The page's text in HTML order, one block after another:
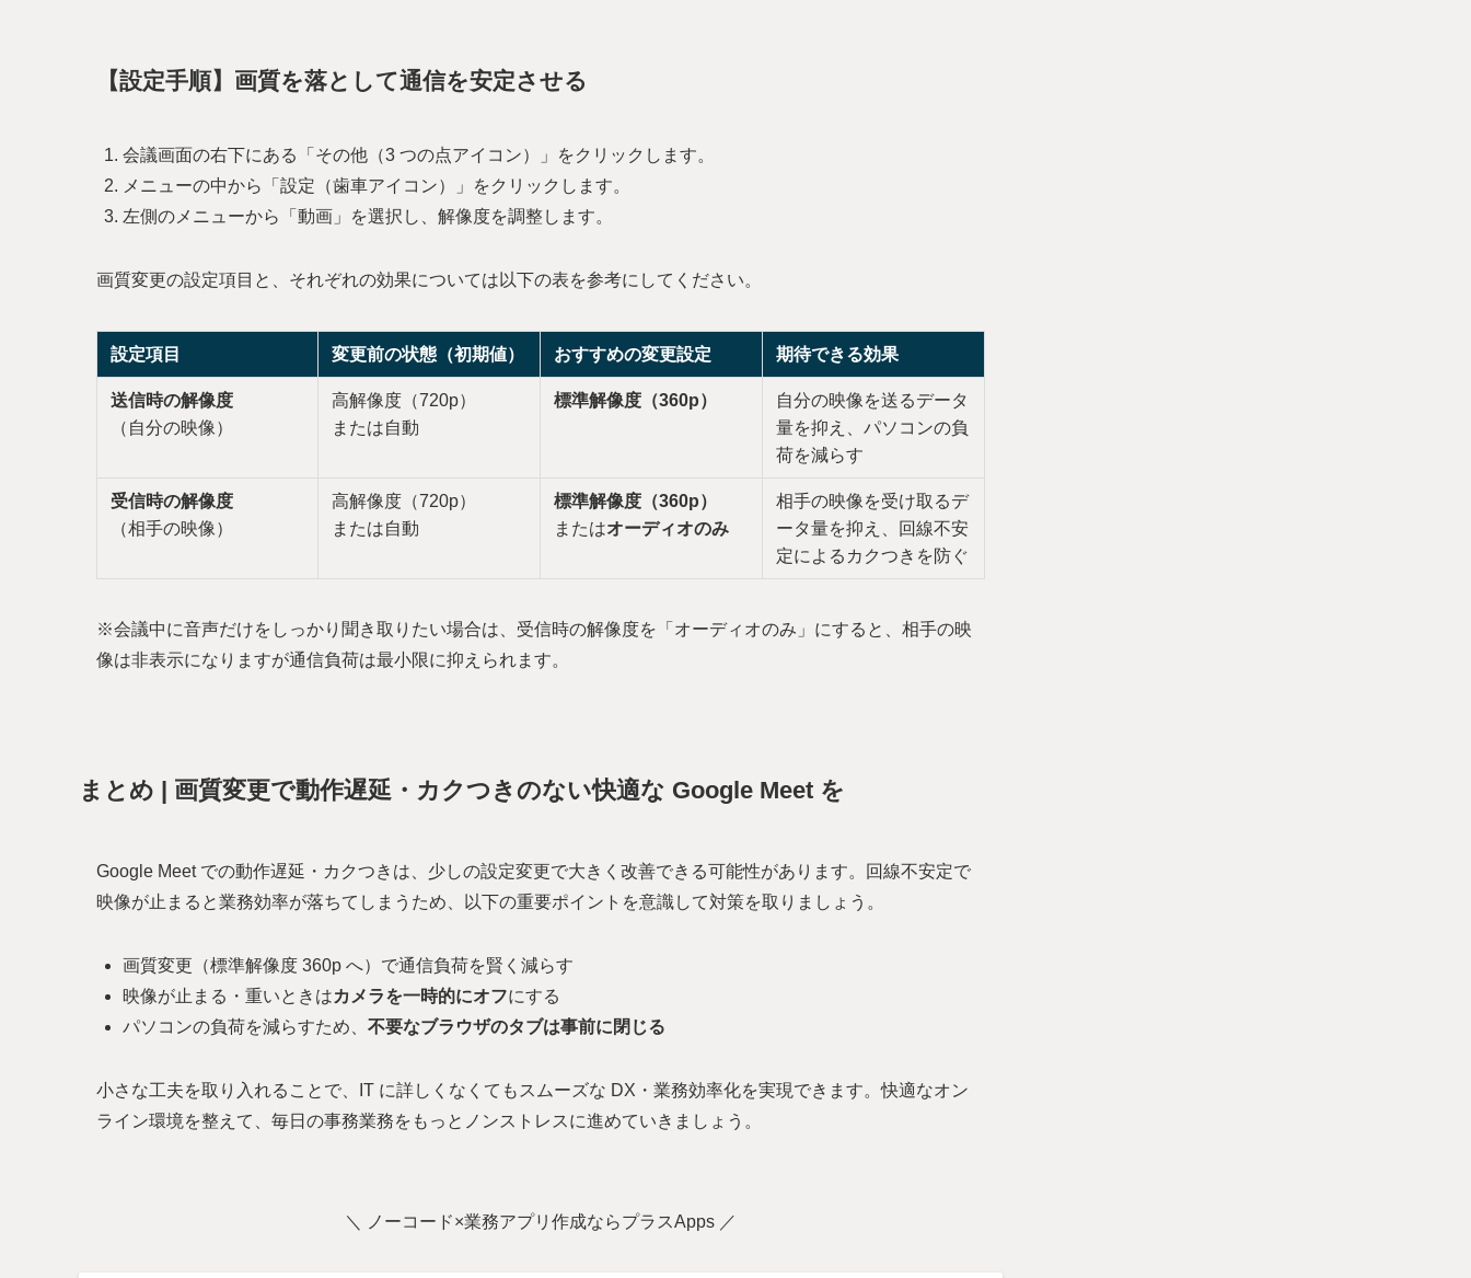
【設定手順】画質を落として通信を安定させる
会議画面の右下にある「その他（3 つの点アイコン）」をクリックします。
メニューの中から「設定（歯車アイコン）」をクリックします。
左側のメニューから「動画」を選択し、解像度を調整します。
画質変更の設定項目と、それぞれの効果については以下の表を参考にしてください。
設定項目 変更前の状態（初期値） おすすめの変更設定 期待できる効果
送信時の解像度
（自分の映像）
高解像度（720p）
または自動
標準解像度（360p）
自分の映像を送るデータ
量を抑え、パソコンの負
荷を減らす
受信時の解像度
（相手の映像）
高解像度（720p）
または自動
標準解像度（360p）
またはオーディオのみ
相手の映像を受け取るデ
ータ量を抑え、回線不安
定によるカクつきを防ぐ
※会議中に音声だけをしっかり聞き取りたい場合は、受信時の解像度を「オーディオのみ」にすると、相手の映
像は非表示になりますが通信負荷は最小限に抑えられます。
まとめ | 画質変更で動作遅延・カクつきのない快適な Google Meet を
Google Meet での動作遅延・カクつきは、少しの設定変更で大きく改善できる可能性があります。回線不安定で
映像が止まると業務効率が落ちてしまうため、以下の重要ポイントを意識して対策を取りましょう。
画質変更（標準解像度 360p へ）で通信負荷を賢く減らす
映像が止まる・重いときはカメラを一時的にオフにする
パソコンの負荷を減らすため、 不要なブラウザのタブは事前に閉じる
小さな工夫を取り入れることで、IT に詳しくなくてもスムーズな DX・業務効率化を実現できます。快適なオン
ライン環境を整えて、毎日の事務業務をもっとノンストレスに進めていきましょう。
＼ ノーコード×業務アプリ作成ならプラスApps ／